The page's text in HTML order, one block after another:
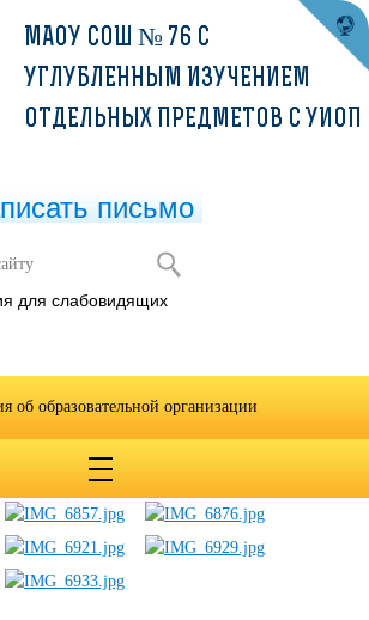
МАОУ СОШ № 76 С
УГЛУБЛЕННЫМ ИЗУЧЕНИЕМ
ОТДЕЛЬНЫХ ПРЕДМЕТОВ С УИОП
письмо
для слабовидящих
об образовательной организации